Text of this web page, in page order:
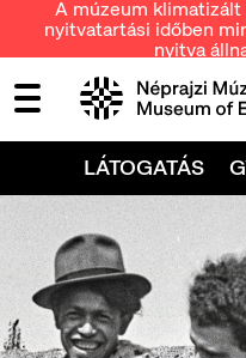
A múzeum
nyitvatartási időben
nyitva
LÁTOGATÁS